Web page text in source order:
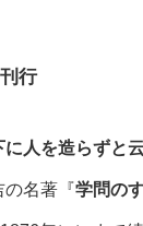
行
人を造らずと
の名著『学問の